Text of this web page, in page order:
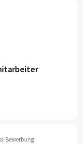
Bewerbung